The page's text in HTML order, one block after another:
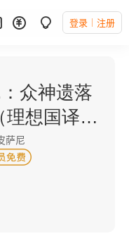
登录 注册
众神遗落
理想国译
萨尼